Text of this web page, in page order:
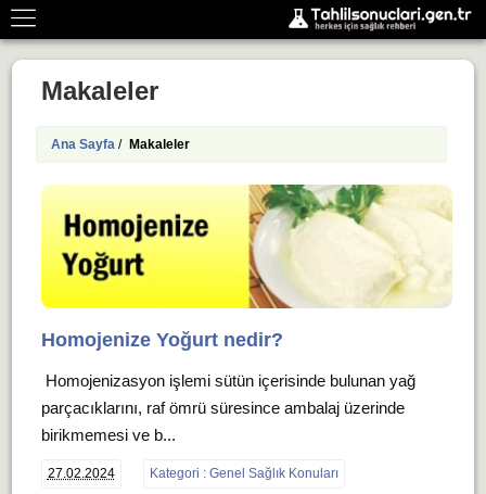
Makaleler
Ana Sayfa / Makaleler
Homojenize Yoğurt nedir?
Homojenizasyon işlemi sütün içerisinde bulunan yağ
parçacıklarını, raf ömrü süresince ambalaj üzerinde
birikmemesi ve b...
27.02.2024 Kategori : Genel Sağlık Konuları